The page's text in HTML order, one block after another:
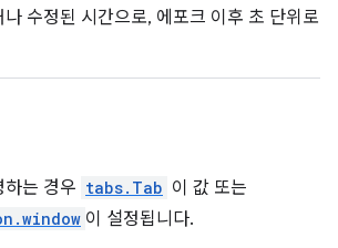
수정된 시간으로, 에포크 이후 초 단위로
하는 경우 tabs.Tab 이 값 또는
이 설정됩니다.